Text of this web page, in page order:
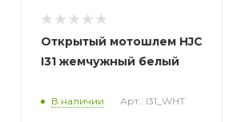
Открытый мотошлем HJC
I31 жемчужный белый
В наличии Арт.: I31_WHT